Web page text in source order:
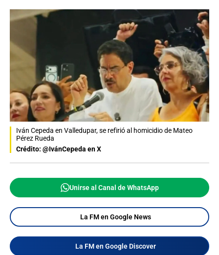
Iván Cepeda en Valledupar, se refirió al homicidio de Mateo
Pérez Rueda
Crédito: @IvánCepeda en X
Unirse al Canal de WhatsApp
La FM en Google News
La FM en Google Discover